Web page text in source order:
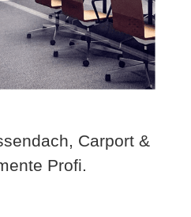
Carport &
Profi.